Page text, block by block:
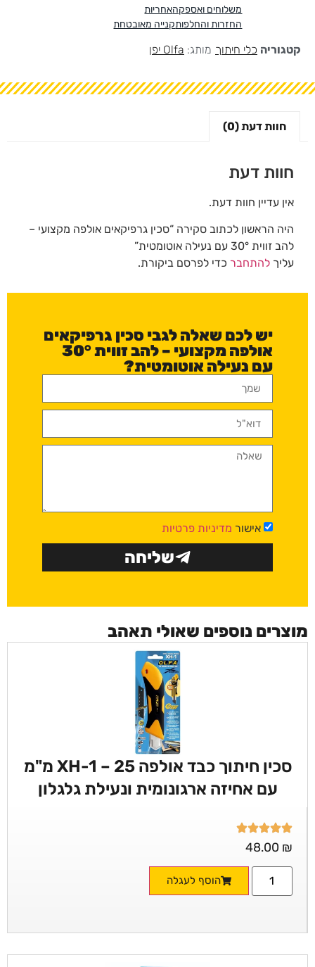
משלוחים ואספקהאחריות
החזרות והחלפותקנייה מאובטחת
קטגוריה כלי חיתוך מותג: Olfa יפן
חוות דעת (0)
חוות דעת
אין עדיין חוות דעת.
היה הראשון לכתוב סקירה “סכין גרפיקאים אולפה מקצועי –
להב זווית 30° עם נעילה אוטומטית”
עליך להתחבר כדי לפרסם ביקורת.
יש לכם שאלה לגבי סכין גרפיקאים
אולפה מקצועי – להב זווית 30°
עם נעילה אוטומטית?
אישור מדיניות פרטיות
שליחה
מוצרים נוספים שאולי תאהב
סכין חיתוך כבד אולפה XH-1 – 25 מ"מ
עם אחיזה ארגונומית ונעילת גלגלון
48.00 ₪
הוסף לעגלה